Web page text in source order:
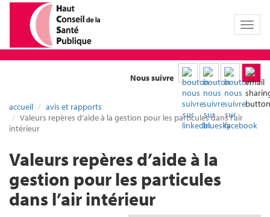
Toggle
Nous suivre
accueil
avis et rapports
Valeurs repères d’aide à la gestion pour les particules dans l’air
intérieur
Valeurs repères d’aide à la
gestion pour les particules
dans l’air intérieur